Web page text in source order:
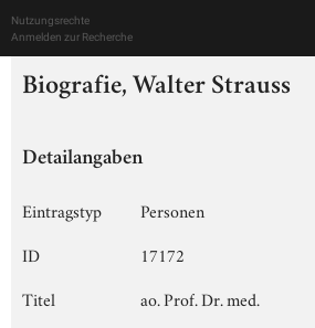
Nutzungsrechte
Anmelden zur Recherche
Biografie, Walter Strauss
Detailangaben
Eintragstyp
Personen
ID
17172
Titel
ao. Prof. Dr. med.